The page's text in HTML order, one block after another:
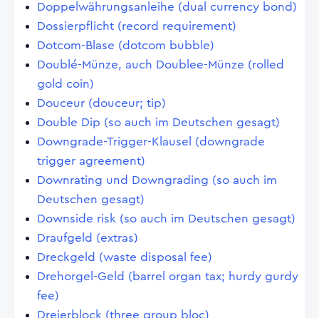
Doppelwährungsanleihe (dual currency bond)
Dossierpflicht (record requirement)
Dotcom-Blase (dotcom bubble)
Doublé-Münze, auch Doublee-Münze (rolled
gold coin)
Douceur (douceur; tip)
Double Dip (so auch im Deutschen gesagt)
Downgrade-Trigger-Klausel (downgrade
trigger agreement)
Downrating und Downgrading (so auch im
Deutschen gesagt)
Downside risk (so auch im Deutschen gesagt)
Draufgeld (extras)
Dreckgeld (waste disposal fee)
Drehorgel-Geld (barrel organ tax; hurdy gurdy
fee)
Dreierblock (three group bloc)